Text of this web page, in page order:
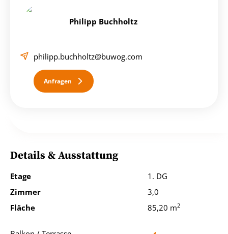
des Inserates!
Nach Ihrer Anfrage erhalten Sie umgehend eine
Zusammenfassung:
// Wohnfläche ca. 85,20 m²
// Vorraum
// Abstellraum
Philipp Buchholtz
philipp.buchholtz@buwog.com
Anfragen
Details & Ausstattung
Etage
1. DG
Zimmer
3,0
Fläche
85,20 m2